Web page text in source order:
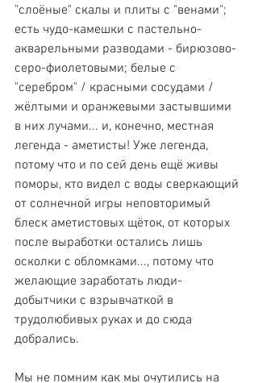
"слоёные" скалы и плиты с "венами";
есть чудо-камешки с пастельно-
акварельными разводами - бирюзово-
серо-фиолетовыми; белые с
"серебром" / красными сосудами /
жёлтыми и оранжевыми застывшими
в них лучами... и, конечно, местная
легенда - аметисты! Уже легенда,
потому что и по сей день ещё живы
поморы, кто видел с воды сверкающий
от солнечной игры неповторимый
блеск аметистовых щёток, от которых
после выработки остались лишь
осколки с обломками..., потому что
желающие заработать люди-
добытчики с взрывчаткой в
трудолюбивых руках и до сюда
добрались.
Мы не помним как мы очутились на